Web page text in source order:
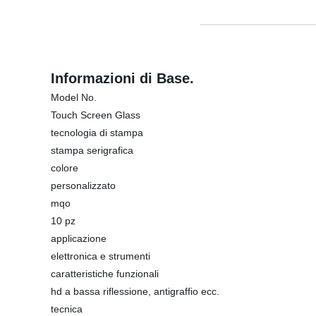
Informazioni di Base.
Model No.
Touch Screen Glass
tecnologia di stampa
stampa serigrafica
colore
personalizzato
mqo
10 pz
applicazione
elettronica e strumenti
caratteristiche funzionali
hd a bassa riflessione, antigraffio ecc.
tecnica